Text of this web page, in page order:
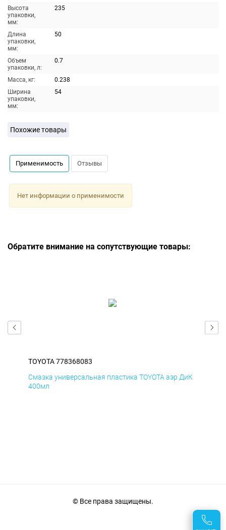
Высота
упаковки,
мм:
235
Длина
упаковки,
мм:
50
Объем
упаковки, л:
0.7
Масса, кг:
0.238
Ширина
упаковки,
мм:
54
Похожие товары
Применимость Отзывы
Нет информации о применимости
Обратите внимание на сопутствующие товары:
TOYOTA 778368083
Смазка универсальная пластика TOYOTA аэр ДиК
400мл
© Все права защищены.